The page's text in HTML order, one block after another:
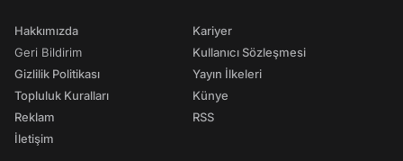
Hakkımızda
Geri Bildirim
Gizlilik Politikası
Topluluk Kuralları
Reklam
İletişim
Kariyer
Kullanıcı Sözleşmesi
Yayın İlkeleri
Künye
RSS